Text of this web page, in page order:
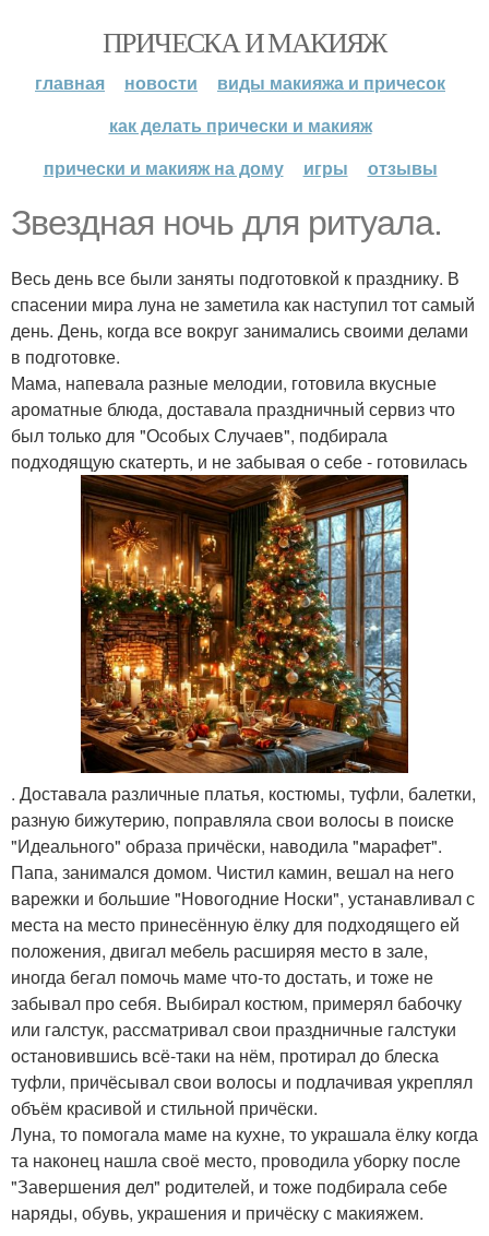
ПРИЧЕСКА И МАКИЯЖ
главная новости
виды макияжа и причесок
как делать прически и макияж
прически и макияж на дому
игры отзывы
Звездная ночь для ритуала.
Весь день все были заняты подготовкой к празднику. В
спасении мира луна не заметила как наступил тот самый
день. День, когда все вокруг занимались своими делами
в подготовке.
Мама, напевала разные мелодии, готовила вкусные
ароматные блюда, доставала праздничный сервиз что
был только для "Особых Случаев", подбирала
подходящую скатерть, и не забывая о себе - готовилась
. Доставала различные платья, костюмы, туфли, балетки,
разную бижутерию, поправляла свои волосы в поиске
"Идеального" образа причёски, наводила "марафет".
Папа, занимался домом. Чистил камин, вешал на него
варежки и большие "Новогодние Носки", устанавливал с
места на место принесённую ёлку для подходящего ей
положения, двигал мебель расширяя место в зале,
иногда бегал помочь маме что-то достать, и тоже не
забывал про себя. Выбирал костюм, примерял бабочку
или галстук, рассматривал свои праздничные галстуки
остановившись всё-таки на нём, протирал до блеска
туфли, причёсывал свои волосы и подлачивая укреплял
объём красивой и стильной причёски.
Луна, то помогала маме на кухне, то украшала ёлку когда
та наконец нашла своё место, проводила уборку после
"Завершения дел" родителей, и тоже подбирала себе
наряды, обувь, украшения и причёску с макияжем.